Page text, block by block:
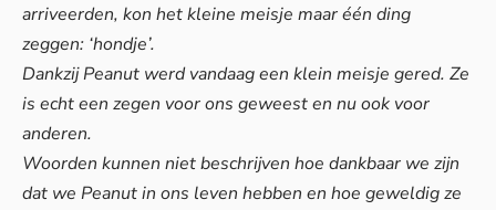
arriveerden, kon het kleine meisje maar één ding
zeggen: ‘hondje’.
Dankzij Peanut werd vandaag een klein meisje gered. Ze
is echt een zegen voor ons geweest en nu ook voor
anderen.
Woorden kunnen niet beschrijven hoe dankbaar we zijn
dat we Peanut in ons leven hebben en hoe geweldig ze